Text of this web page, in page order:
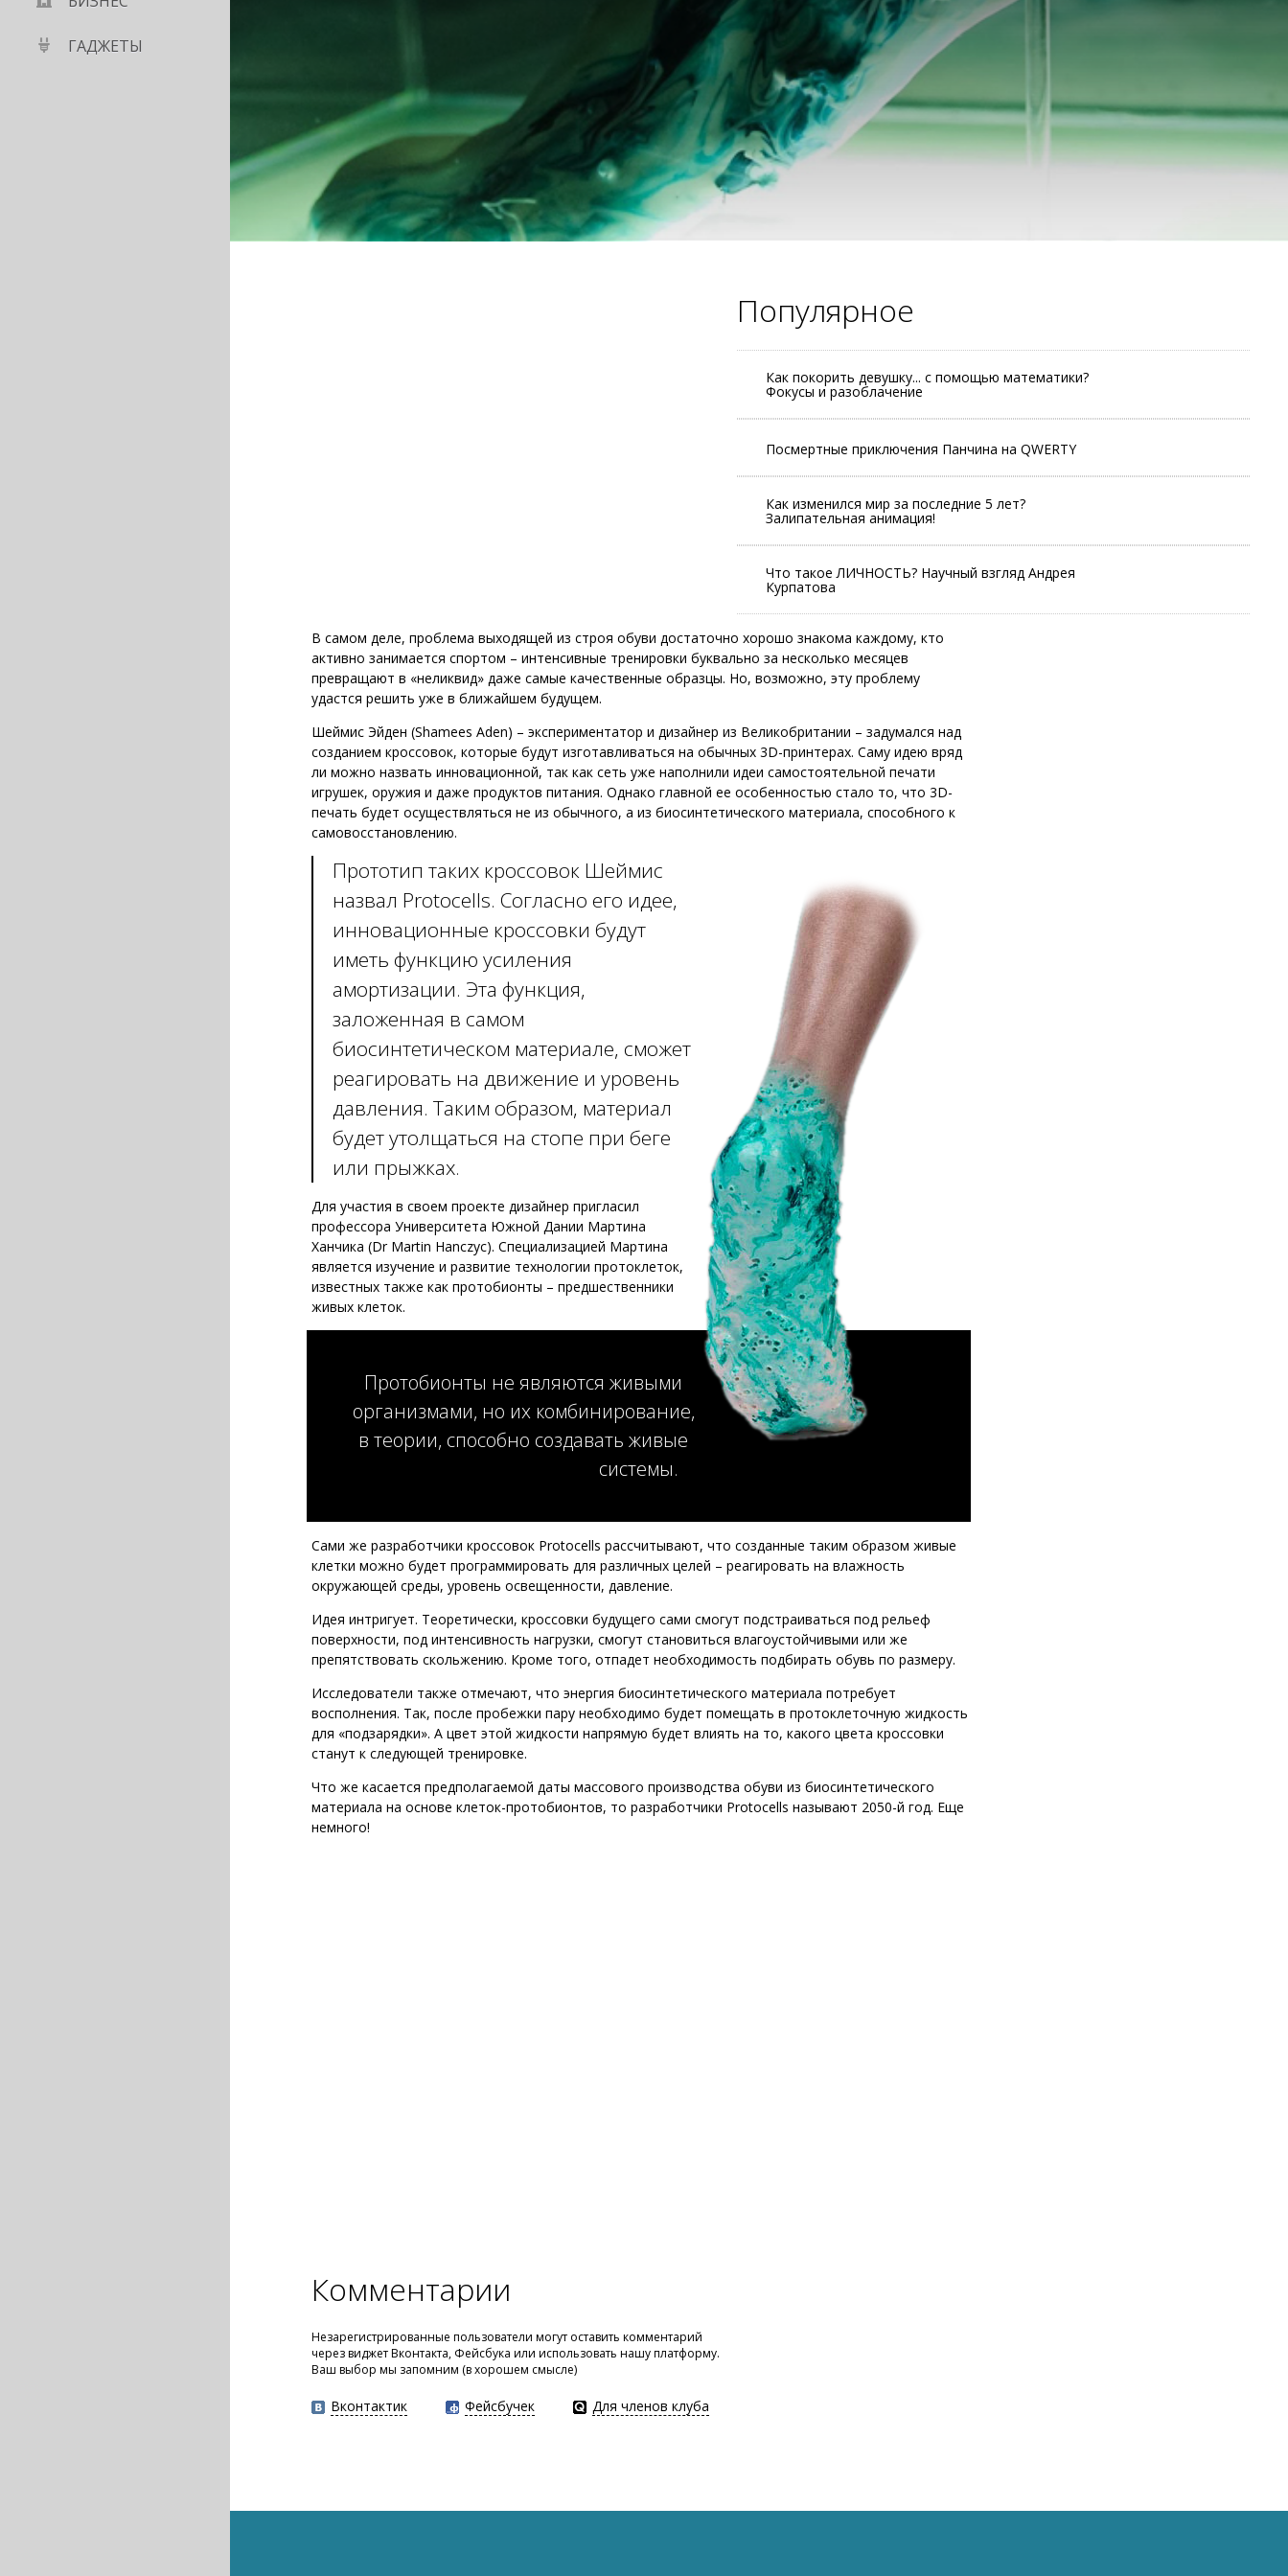
ГАДЖЕТЫ
Популярное
Как покорить девушку... с помощью математики?
Фокусы и разоблачение
Посмертные приключения Панчина на QWERTY
Как изменился мир за последние 5 лет?
Залипательная анимация!
Что такое ЛИЧНОСТЬ? Научный взгляд Андрея
Курпатова
В самом деле, проблема выходящей из строя обуви достаточно хорошо знакома каждому, кто
активно занимается спортом – интенсивные тренировки буквально за несколько месяцев
превращают в «неликвид» даже самые качественные образцы. Но, возможно, эту проблему
удастся решить уже в ближайшем будущем.
Шеймис Эйден (Shamees Aden) – экспериментатор и дизайнер из Великобритании – задумался над
созданием кроссовок, которые будут изготавливаться на обычных 3D-принтерах. Саму идею вряд
ли можно назвать инновационной, так как сеть уже наполнили идеи самостоятельной печати
игрушек, оружия и даже продуктов питания. Однако главной ее особенностью стало то, что 3D-
печать будет осуществляться не из обычного, а из биосинтетического материала, способного к
самовосстановлению.
Прототип таких кроссовок Шеймис
назвал Protocells. Согласно его идее,
инновационные кроссовки будут
иметь функцию усиления
амортизации. Эта функция,
заложенная в самом
биосинтетическом материале, сможет
реагировать на движение и уровень
давления. Таким образом, материал
будет утолщаться на стопе при беге
или прыжках.
Для участия в своем проекте дизайнер пригласил
профессора Университета Южной Дании Мартина
Ханчика (Dr Martin Hanczyc). Специализацией Мартина
является изучение и развитие технологии протоклеток,
известных также как протобионты – предшественники
живых клеток.
Протобионты не являются живыми
организмами, но их комбинирование,
в теории, способно создавать живые
системы.
Сами же разработчики кроссовок Protocells рассчитывают, что созданные таким образом живые
клетки можно будет программировать для различных целей – реагировать на влажность
окружающей среды, уровень освещенности, давление.
Идея интригует. Теоретически, кроссовки будущего сами смогут подстраиваться под рельеф
поверхности, под интенсивность нагрузки, смогут становиться влагоустойчивыми или же
препятствовать скольжению. Кроме того, отпадет необходимость подбирать обувь по размеру.
Исследователи также отмечают, что энергия биосинтетического материала потребует
восполнения. Так, после пробежки пару необходимо будет помещать в протоклеточную жидкость
для «подзарядки». А цвет этой жидкости напрямую будет влиять на то, какого цвета кроссовки
станут к следующей тренировке.
Что же касается предполагаемой даты массового производства обуви из биосинтетического
материала на основе клеток-протобионтов, то разработчики Protocells называют 2050-й год. Еще
немного!
Комментарии
Незарегистрированные пользователи могут оставить комментарий
через виджет Вконтакта, Фейсбука или использовать нашу платформу.
Ваш выбор мы запомним (в хорошем смысле)
Вконтактик Фейсбучек Для членов клуба